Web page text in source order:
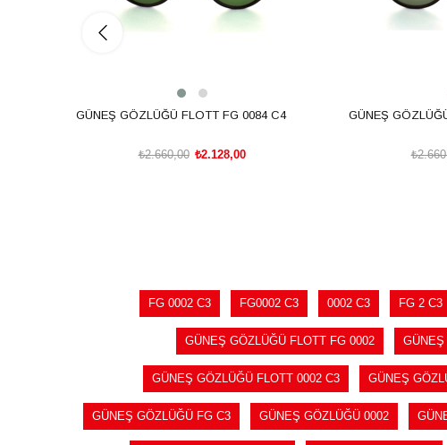
GÜNEŞ GÖZLÜĞÜ FLOTT FG 0084 C4
₺2.128,00
₺2.660,00
GÜNEŞ
FG 0002 C3 FG0002 C3 0002 C3 FG 2 C3
GÜNEŞ GÖZLÜĞÜ FLOTT FG 0002
GÜNEŞ GÖZLÜĞÜ FLOTT 0002 C3 GÜNEŞ
GÜNEŞ GÖZLÜĞÜ FG C3 GÜNEŞ GÖZLÜĞÜ 0002